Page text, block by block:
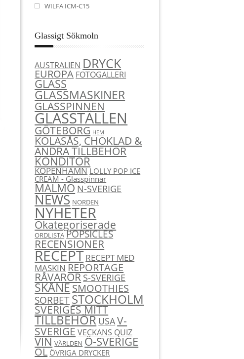
WILFA ICM-C15
Glassigt Sökmoln
AUSTRALIEN DRYCK
EUROPA FOTOGALLERI
GLASS
GLASSMASKINER
GLASSPINNEN
GLASSTÄLLEN
GÖTEBORG HEM
KOLASÅS, CHOKLAD &
ANDRA TILLBEHÖR
KONDITOR
KÖPENHAMN LOLLY POP ICE
CREAM - Glasspinnar
MALMÖN-SVERIGE
NEWS NORDEN
NYHETER
Okategoriserade
ORDLISTA POPSICLES
RECENSIONER
RECEPT RECEPT MED
MASKIN REPORTAGE
RÅVARORS-SVERIGE
SKÅNESMOOTHIES
SORBETSTOCKHOLM
SVERIGES MITT
TILLBEHÖRUSAV-
SVERIGEVECKANS QUIZ
VIN VÄRLDEN Ö-SVERIGE
ÖL ÖVRIGA DRYCKER